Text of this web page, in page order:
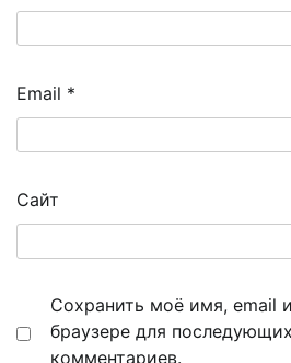
Email *
Сайт
Сохранить моё имя, email
браузере для
комментариев.